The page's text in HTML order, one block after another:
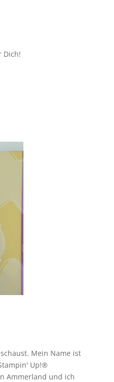
Dich!
Mein Name ist
Up!®
Ammerland und ich